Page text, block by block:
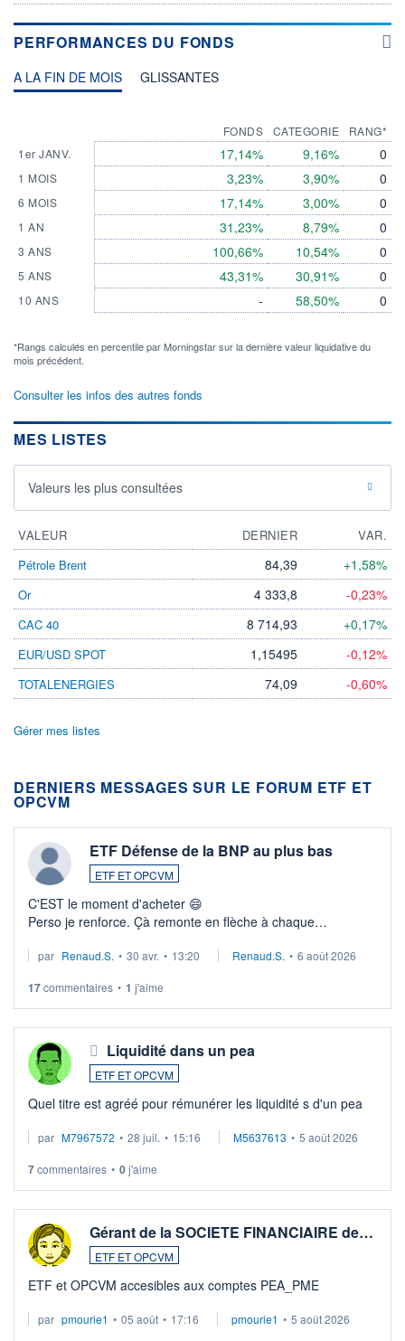
PERFORMANCES DU FONDS
A LA FIN DE MOIS GLISSANTES
1er JANV.
1 MOIS
6 MOIS
1 AN
3 ANS
5 ANS
10 ANS
FONDS
17,14%
3,23%
17,14%
31,23%
100,66%
43,31%
-
CATEGORIE
9,16%
3,90%
3,00%
8,79%
10,54%
30,91%
58,50%
RANG*
0
0
0
0
0
0
0
*Rangs calculés en percentile par Morningstar sur la dernière valeur liquidative du
mois précédent.
Consulter les infos des autres fonds
MES LISTES
Valeurs les plus consultées
VALEUR DERNIER
VAR.
Pétrole Brent
84,39 +1,58%
Or 4 333,8 -0,23%
CAC 40 8 714,93 +0,17%
EUR/USD SPOT 1,15495 -0,12%
TOTALENERGIES 74,09 -0,60%
Gérer mes listes
DERNIERS MESSAGES SUR LE FORUM ETF ET
OPCVM
ETF Défense de la BNP au plus bas
ETF ET OPCVM
C'EST le moment d'acheter 😄​
Perso je renforce. Çà remonte en flèche à chaque
Investissement long terme tip top pour sa retraite.
par Renaud.S. • 30 avr. • 13:20 Renaud.S. • 6 août 2026
17commentaires • 1 j'aime
Liquidité dans un pea
ETF ET OPCVM
Quel titre est agréé pour rémunérer les liquidité s d'un pea
par M7967572 • 28 juil. • 15:16 M5637613 • 5 août 2026
7commentaires • 0j'aime
Gérant de la SOCIETE FINANCIAIRE de…
ETF ET OPCVM
ETF et OPCVM accesibles aux comptes PEA_PME
par pmourie1 • 05 août • 17:16 pmourie1 • 5 août 2026